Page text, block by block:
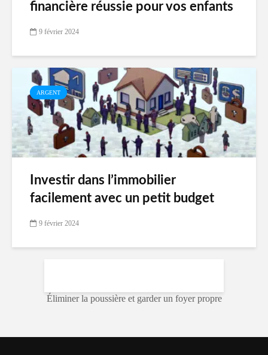
financière réussie pour vos enfants
9 février 2024
ARGENT
Investir dans l’immobilier
facilement avec un petit budget
9 février 2024
Éliminer la poussière et garder un foyer propre